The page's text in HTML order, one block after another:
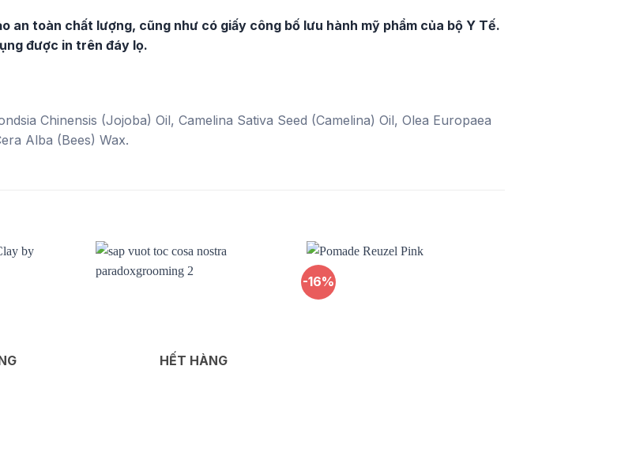
an toàn chất lượng, cũng như có giấy công bố lưu hành mỹ phẩm của bộ Y Tế.
được in trên đáy lọ.
Chinensis (Jojoba) Oil, Camelina Sativa Seed (Camelina) Oil, Olea Europaea
Alba (Bees) Wax.
HẾT HÀNG
-16%